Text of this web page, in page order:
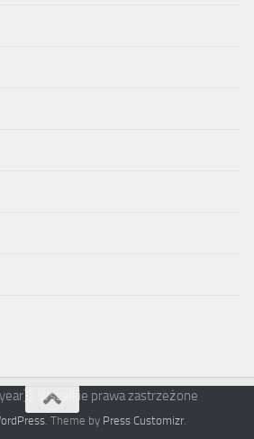
Wszelkie prawa zastrzeżone
. Theme by Press Customizr.